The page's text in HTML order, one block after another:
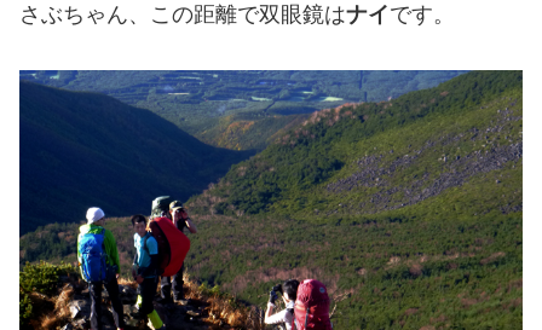
さぶちゃん、この距離で双眼鏡はナイです。